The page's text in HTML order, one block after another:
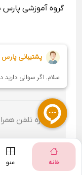
خانه منو
گروه آموزشی پارس
انصراف از نظر
شماره تلفن
نخواهد شد.